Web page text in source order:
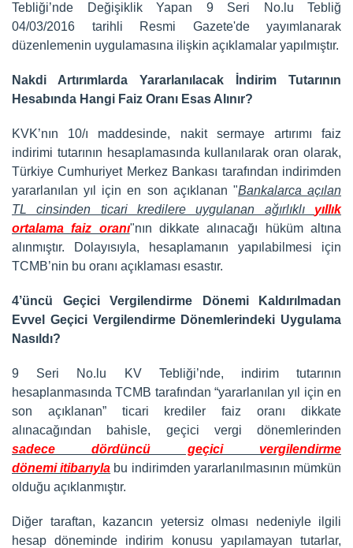
Tebliği’nde Değişiklik Yapan 9 Seri No.lu Tebliğ
04/03/2016 tarihli Resmi Gazete'de yayımlanarak
düzenlemenin uygulamasına ilişkin açıklamalar yapılmıştır.
Nakdi Artırımlarda Yararlanılacak İndirim Tutarının
Hesabında Hangi Faiz Oranı Esas Alınır?
KVK’nın 10/ı maddesinde, nakit sermaye artırımı faiz
indirimi tutarının hesaplamasında kullanılarak oran olarak,
Türkiye Cumhuriyet Merkez Bankası tarafından indirimden
yararlanılan yıl için en son açıklanan "Bankalarca açılan
TL cinsinden ticari kredilere uygulanan ağırlıklı yıllık
ortalama faiz oranı"nın dikkate alınacağı hüküm altına
alınmıştır. Dolayısıyla, hesaplamanın yapılabilmesi için
TCMB’nin bu oranı açıklaması esastır.
4’üncü Geçici Vergilendirme Dönemi Kaldırılmadan
Evvel Geçici Vergilendirme Dönemlerindeki Uygulama
Nasıldı?
9 Seri No.lu KV Tebliği’nde, indirim tutarının
hesaplanmasında TCMB tarafından “yararlanılan yıl için en
son açıklanan” ticari krediler faiz oranı dikkate
alınacağından bahisle, geçici vergi dönemlerinden
sadece dördüncü geçici vergilendirme
dönemi itibarıyla bu indirimden yararlanılmasının mümkün
olduğu açıklanmıştır.
Diğer taraftan, kazancın yetersiz olması nedeniyle ilgili
hesap döneminde indirim konusu yapılamayan tutarlar,